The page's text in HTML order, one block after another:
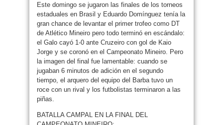
Este domingo se jugaron las finales de los torneos
estaduales en Brasil y Eduardo Domínguez tenía la
gran chance de levantar el primer trofeo como DT
de Atlético Mineiro pero todo terminó en escándalo:
el Galo cayó 1-0 ante Cruzeiro con gol de Kaio
Jorge y se coronó en el Campeonato Mineiro. Pero
la imagen del final fue lamentable: cuando se
jugaban 6 minutos de adición en el segundo
tiempo, el arquero del equipo del Barba tuvo un
roce con un rival y los futbolistas terminaron a las
piñas.
BATALLA CAMPAL EN LA FINAL DEL